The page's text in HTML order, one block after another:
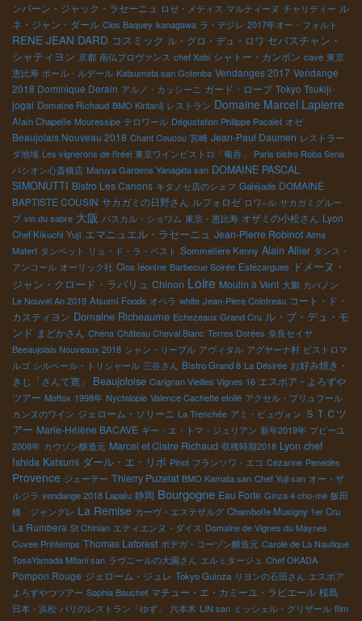
ンパーン・ジャック・ラセーニュ ロゼ・メティス マルティーヌ チャリティー ル
ネ・ジャン・ダール Clos Baquey kanagawa ラ・デジレ 2017年オー・フォルト
RENE JEAN DARD コスミック ル・グロ・デュ・ロワ セバスチャン・
シャティヨン 京都 南仏プロヴァンス chef Xabi シャトー・カンボン cave 東京
恵比寿 ポール・ルデール Katsumata san Gotenba Vendanges 2017 Vendange
2018 Dominique Derain アルノ・カッシーニ ガード・ローブ Tokyo Tsukiji-
jogai Domaine Richaud BMO Kiritani] レストラン Domaine Marcel Lapierre
Alain Chapelle Mouressipe テロワール Dégustation Philippe Pacalet オゼ
Beaujolais Nouveau 2018 Chant Coucou 宮崎 Jean-Paul Daumen レストラー
ダ地域 Les vignerons de l'iréel 東京ワインビストロ「葡呑」
Paris bistro Roba Seria
パシオン心斎橋店 Maruya Gardens Yanagida san DOMAINE PASCAL
SIMONUTTI Bistro Les Canons キタノセ店のシェフ Galéjade DOMAINE
BAPTISTE COUSIN サカガミの日野さん ルフォロゼ ロワ−ル サカガミグルー
プ vin du sabre 大阪 パスカル・ショワム 東京・恵比寿 オザミの小松さん Lyon
Chef Kikuchi Yuji エマニュエル・ラセーニュ Jean-Pierre Robinot Alma
Matert タンペット リュ・ド・ラ・ペスト Sommelière Kenny Alain Allier ダンス・
アンコール オーリック社 Clos léonine Barbecue Soirée Estézargues ドメーヌ・
ジャン・クロード・ラパリュ Chinon Loire Moulin à Vent 大鵬 カバノン
Le Nouvel An 2019 Atsumi Foods オペラ white Jean-Piere Cointreau コート・ド・
カスティヨン Domaine Richeaume Echezeaux Grand Cru ル・ブ・デュ・モ
ンド まどかさん Chéna Château Cheval Blanc Terres Dorées 奈良セイヤ
Beeaujolais Nouveaux 2018 シャン・リーブル アヴィタル アグヤーナ村 ビストロマ
ルゴ シルベール・トリシャール 三谷さん Bistro Grand 8 La Désirée お好み焼き・
きじ「さんて寛」
Beaujoloise Carignan Vieilles Vignes 16 エスポア・よろずや
ツアー Mottox 1998年 Nyctalopie Valence Cachette etoilé アクセル・プリュフール
カンヌのワイン ジェローム・ソリーニ La Trenchée アミ・ビュヴォン ＳＴＣツ
アー Marie-Hélène BACAVE ギー・エ・トマ・ジュリアン 新年2019年 プピーユ
2008年 カウゾン醸造元 Marcel et Claire Richaud 収穫時期2018 Lyon chef
Ishida Katsumi ダール・エ・リボ Pinot フランソワ・エコ Cézanne Penedès
Provence ジェーテー Thierry Puzelat BMO Kamata san Chef Yuji san オー・ザ
ルジラ vendange 2018 Lapalu 静岡 Bourgogne Eau Forte Ginza 4 cho-me 飯田
橋 ジャングレ La Remise カーヴ・エステザルグ Chambolle Musigny 1er Cru
La Rumbera St Chinian エティエンヌ・ダイス Domaine de Vignes du Maynes
Cuvee Printemps Thomas Laforest ボデガ・コーゾン醸造元 Carole de La Nautique
TosaYamada Mitani san ラヴニールの大園さん エルミタージュ Chef OKADA
Pompon Rouge ジェローム・ジュレ Tokyo Guinza リヨンの石田さん エスポア
よろずやつツアー Sophia Bauchet マチュー・エ・カミーユ・ラピエール 桜島
日本・浜松 パリのレストラン「ゆず」 六本木 LIN san ミッシェル・グリザール film